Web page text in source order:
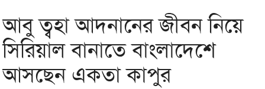
আবু ত্বহা আদনানের জীবন নিয়ে
সিরিয়াল বানাতে বাংলাদেশে
আসছেন একতা কাপুর